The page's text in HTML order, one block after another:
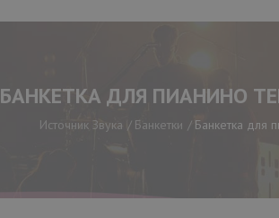
БАНКЕТКА ДЛЯ ПИАНИНО
Источник Звука Банкетки Банкетка для